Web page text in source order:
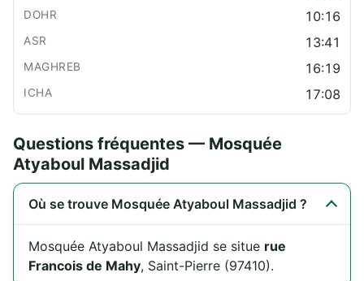
10:16
13:41
16:19
17:08
Questions fréquentes — Mosquée
Atyaboul Massadjid
Où se trouve Mosquée Atyaboul Massadjid ?
Mosquée Atyaboul Massadjid se situe rue
Francois de Mahy, Saint-Pierre (97410).